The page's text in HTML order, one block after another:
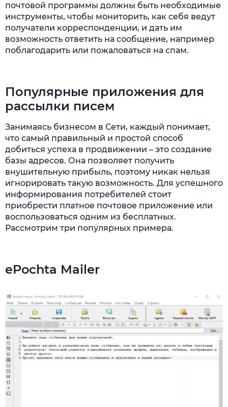
почтовой программы должны быть необходимые
инструменты, чтобы мониторить, как себя ведут
получатели корреспонденции, и дать им
возможность ответить на сообщение, например
поблагодарить или пожаловаться на спам.
Популярные приложения для
рассылки писем
Занимаясь бизнесом в Сети, каждый понимает,
что самый правильный и простой способ
добиться успеха в продвижении – это создание
базы адресов. Она позволяет получить
внушительную прибыль, поэтому никак нельзя
игнорировать такую возможность. Для успешного
информирования потребителей стоит
приобрести платное почтовое приложение или
воспользоваться одним из бесплатных.
Рассмотрим три популярных примера.
ePochta Mailer